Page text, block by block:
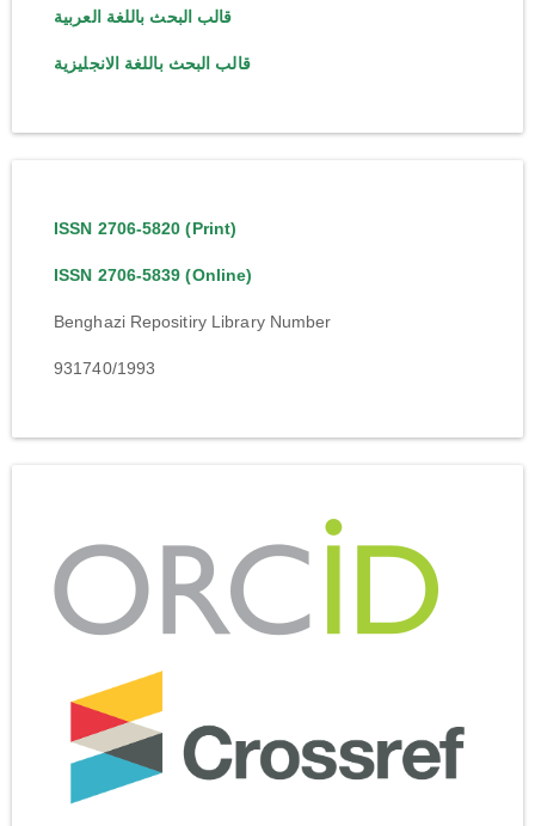
قالب البحث باللغة العربية
قالب البحث باللغة الانجليزية
ISSN 2706-5820 (Print)
ISSN 2706-5839 (Online)
Benghazi Repositiry Library Number
931740/1993